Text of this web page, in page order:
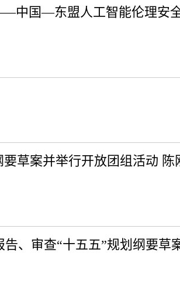
中国—东盟人工智能伦理安
草案并举行开放团组活动 陈
、审查“十五五”规划纲要草